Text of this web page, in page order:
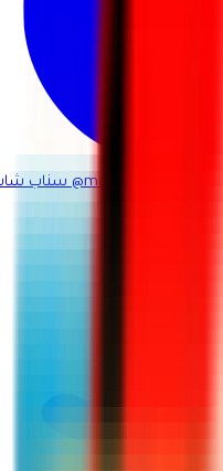
سناب شات @martina_ksa